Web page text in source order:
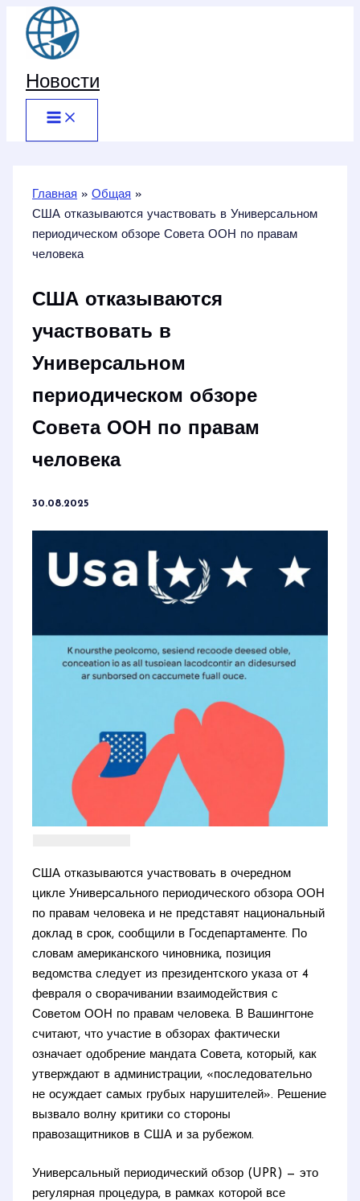
Перейти
содержимому
Новости
Главная
Общая
США отказываются участвовать в Универсальном
периодическом обзоре Совета ООН по правам
человека
США отказываются
участвовать в
Универсальном
периодическом обзоре
Совета ООН по правам
человека
30.08.2025
США отказываются участвовать в очередном
цикле Универсального периодического обзора ООН
по правам человека и не представят национальный
доклад в срок, сообщили в Госдепартаменте. По
словам американского чиновника, позиция
ведомства следует из президентского указа от 4
февраля о сворачивании взаимодействия с
Советом ООН по правам человека. В Вашингтоне
считают, что участие в обзорах фактически
означает одобрение мандата Совета, который, как
утверждают в администрации, «последовательно
не осуждает самых грубых нарушителей». Решение
вызвало волну критики со стороны
правозащитников в США и за рубежом.
Универсальный периодический обзор (UPR) — это
регулярная процедура, в рамках которой все